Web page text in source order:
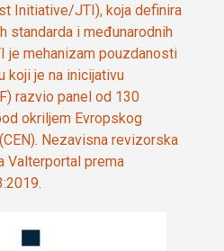
Initiative/JTI), koja definira
standarda i međunarodnih
je mehanizam pouzdanosti
koji je na inicijativu
razvio panel od 130
okriljem Evropskog
Nezavisna revizorska
Valterportal prema